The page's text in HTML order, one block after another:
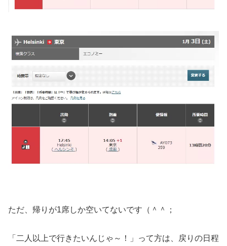
ただ、帰りが1席しか空いてないです（＾＾；
「二人以上で行きたいんじゃ～！」って方は、戻りの日程